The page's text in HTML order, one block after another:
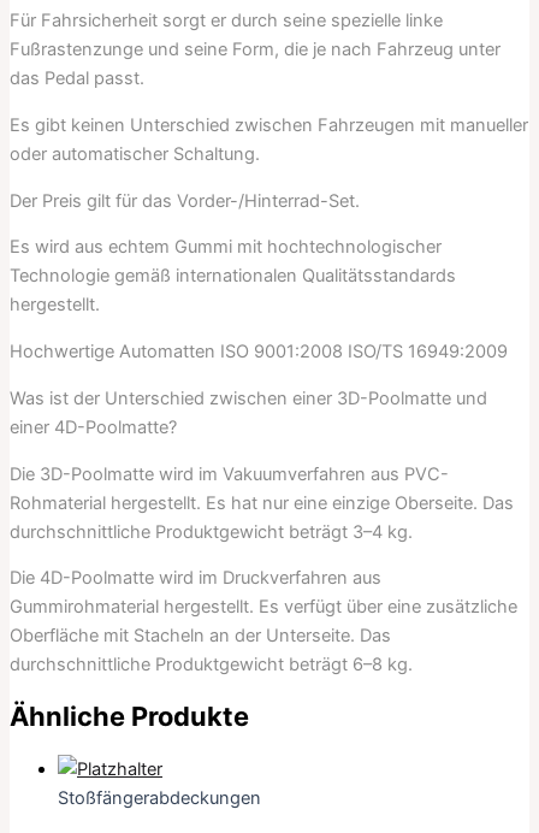
Für Fahrsicherheit sorgt er durch seine spezielle linke
Fußrastenzunge und seine Form, die je nach Fahrzeug unter
das Pedal passt.
Es gibt keinen Unterschied zwischen Fahrzeugen mit manueller
oder automatischer Schaltung.
Der Preis gilt für das Vorder-/Hinterrad-Set.
Es wird aus echtem Gummi mit hochtechnologischer
Technologie gemäß internationalen Qualitätsstandards
hergestellt.
Hochwertige Automatten ISO 9001:2008 ISO/TS 16949:2009
Was ist der Unterschied zwischen einer 3D-Poolmatte und
einer 4D-Poolmatte?
Die 3D-Poolmatte wird im Vakuumverfahren aus PVC-
Rohmaterial hergestellt. Es hat nur eine einzige Oberseite. Das
durchschnittliche Produktgewicht beträgt 3–4 kg.
Die 4D-Poolmatte wird im Druckverfahren aus
Gummirohmaterial hergestellt. Es verfügt über eine zusätzliche
Oberfläche mit Stacheln an der Unterseite. Das
durchschnittliche Produktgewicht beträgt 6–8 kg.
Ähnliche Produkte
Stoßfängerabdeckungen